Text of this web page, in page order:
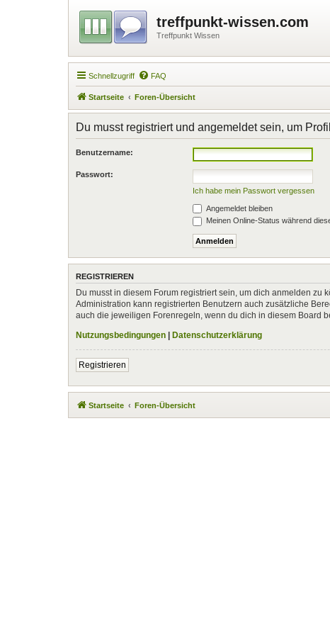
treffpunkt-wissen.com
Treffpunkt Wissen
Schnellzugriff FAQ
Startseite Foren-Übersicht
Du musst registriert und angemeldet sein, um
Benutzername:
Passwort:
Ich habe mein Passwort vergessen
Angemeldet bleiben
Meinen Online-Status während
REGISTRIEREN
Du musst in diesem Forum registriert sein, um dich anmelden
Administration kann registrierten Benutzern auch zusätzliche
auch die jeweiligen Forenregeln, wenn du dich in diesem Board
Nutzungsbedingungen
Datenschutzerklärung
Registrieren
Startseite Foren-Übersicht